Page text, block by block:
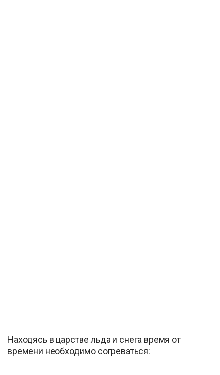
Находясь в царстве льда и снега время от
времени необходимо согреваться: